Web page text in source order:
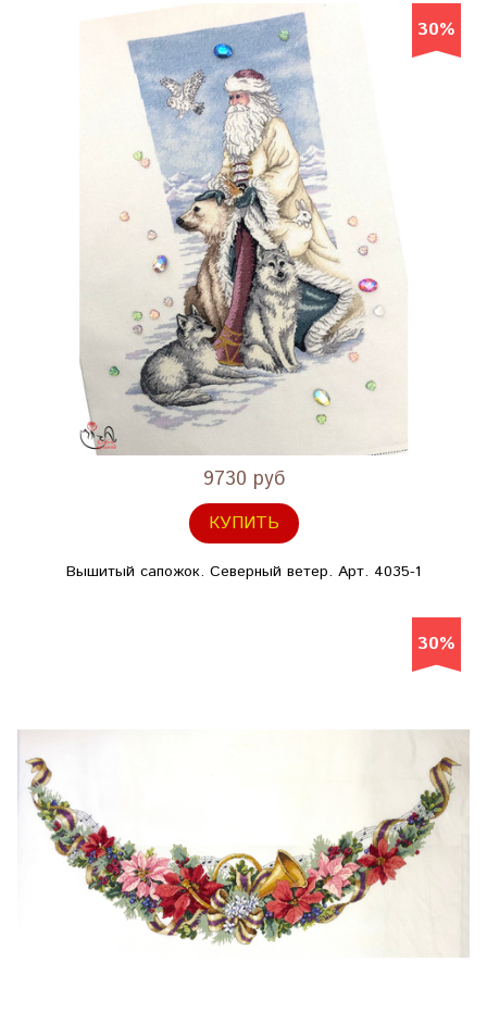
30%
9730 руб
КУПИТЬ
Вышитый сапожок. Северный ветер. Арт. 4035-1
30%